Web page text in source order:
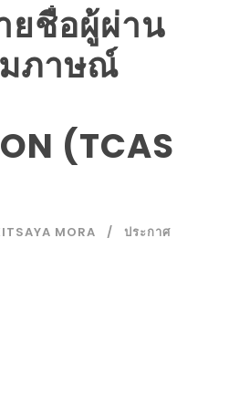
ยชื่อผู้ผ่าน
ภาษณ์
(TCAS
MORA ประกาศ